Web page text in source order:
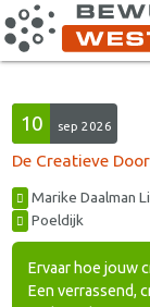
10 sep 2026
De Creatieve
Marike Daalman
Poeldijk
Ervaar hoe jouw
Een verrassend,